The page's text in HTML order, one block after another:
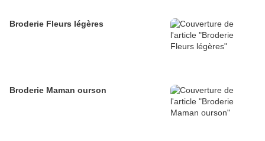
Broderie Fleurs légères
Broderie Maman ourson